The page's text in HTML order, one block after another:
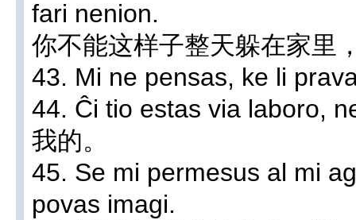
fari nenion.
你不能这样子整天躲在家里
43. Mi ne pensas, ke li
44. Ĉi tio estas via laboro,
我的。
45. Se mi permesus al mi
povas imagi.